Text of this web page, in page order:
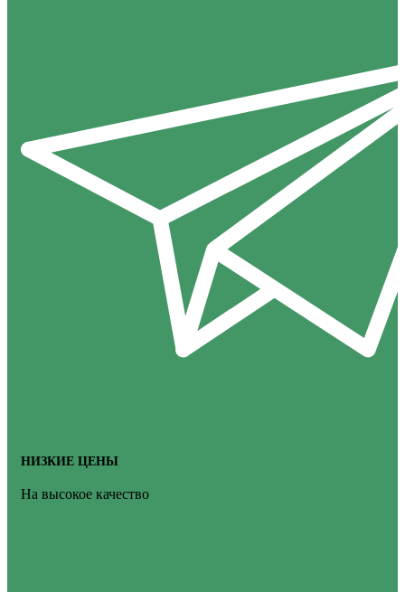
НИЗКИЕ ЦЕНЫ
На высокое качество